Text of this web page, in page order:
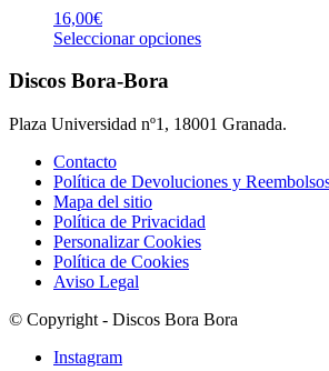
producto
se
la
producto
16,00€
Seleccionar opcionesEste
variantes.
se
pueden
elegir
en
producto
Discos Bora-Bora
Plaza Universidad nº1, 18001 Granada.
Contacto
Política de Devoluciones y
Mapa del sitio
Política de Privacidad
Personalizar Cookies
Política de Cookies
Aviso Legal
© Copyright - Discos Bora Bora
Instagram